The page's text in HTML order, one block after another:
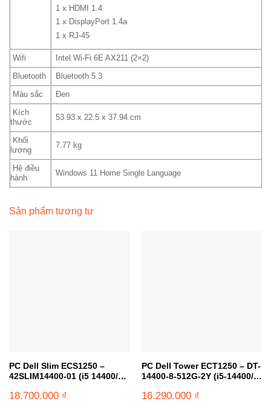
1 x HDMI 1.4
1 x DisplayPort 1.4a
1 x RJ-45
Wifi
Intel Wi-Fi 6E AX211 (2×2)
Bluetooth
Bluetooth 5.3
Màu sắc
Đen
Kích
thước
53.93 x 22.5 x 37.94 cm
Khối
lượng
7.77 kg
Hệ điều
hành
Windows 11 Home Single Language
Sản phẩm tương tự
PC Dell Slim ECS1250 –
42SLIM14400-01 (i5 14400/
Windows 11 Home)
18.700.000 ₫
PC Dell Tower ECT1250 – DT-
14400-8-512G-2Y (i5-14400/
Windows 11 Home)
16.290.000 ₫